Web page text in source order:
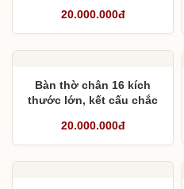
20.000.000đ
Bàn thờ chân 16 kích
thước lớn, kết cấu chắc
20.000.000đ